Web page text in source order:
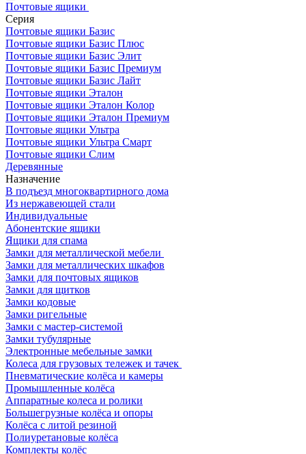
Почтовые ящики
Серия
Почтовые ящики Базис
Почтовые ящики Базис Плюс
Почтовые ящики Базис Элит
Почтовые ящики Базис Премиум
Почтовые ящики Базис Лайт
Почтовые ящики Эталон
Почтовые ящики Эталон Колор
Почтовые ящики Эталон Премиум
Почтовые ящики Ультра
Почтовые ящики Ультра Смарт
Почтовые ящики Слим
Деревянные
Назначение
В подъезд многоквартирного дома
Из нержавеющей стали
Индивидуальные
Абонентские ящики
Ящики для спама
Замки для металлической мебели
Замки для металлических шкафов
Замки для почтовых ящиков
Замки для щитков
Замки кодовые
Замки ригельные
Замки с мастер-системой
Замки тубулярные
Электронные мебельные замки
Колеса для грузовых тележек и тачек
Пневматические колёса и камеры
Промышленные колёса
Аппаратные колеса и ролики
Большегрузные колёса и опоры
Колёса с литой резиной
Полиуретановые колёса
Комплекты колёс